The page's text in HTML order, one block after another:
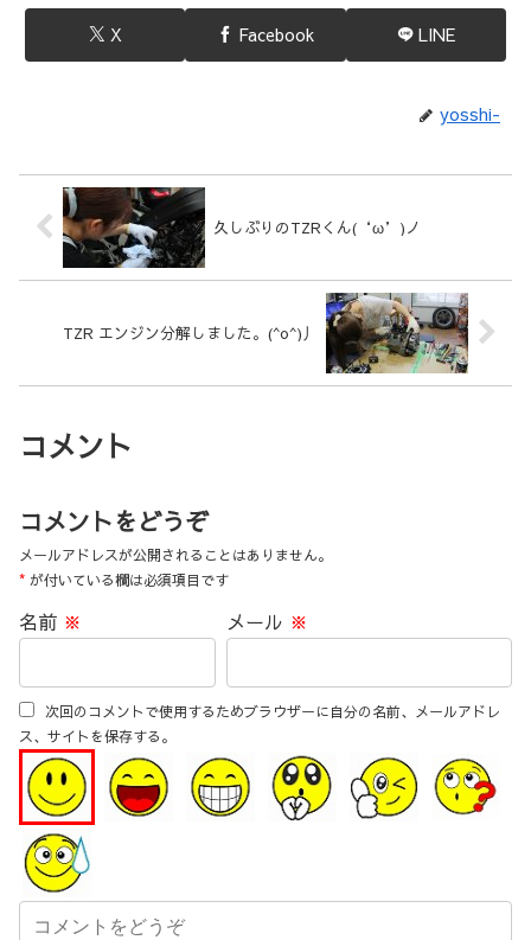
X Facebook LINE
yosshi-
久しぶりのTZRくん(‘ω’)ノ
TZR エンジン分解しました。(^o^)丿
コメント
コメントをどうぞ
メールアドレスが公開されることはありません。
* が付いている欄は必須項目です
名前 ※ メール ※
次回のコメントで使用するためブラウザーに自分の名前、メールアドレ
ス、サイトを保存する。